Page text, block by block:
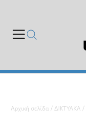
Αρχική σελίδα /ΔΙΚΤΥΑΚΑ /